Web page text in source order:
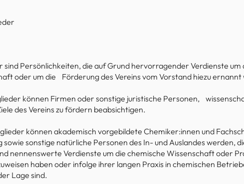
sind Persönlichkeiten, die auf Grund hervorragender Verdienste um
oder um die Förderung des Vereins vom Vorstand hiezu ernannt
können Firmen oder sonstige juristische Personen,
des Vereins zu fördern beabsichtigen.
können akademisch vorgebildete Chemiker:innen und
sowie sonstige natürliche Personen des In- und Auslandes werden,
nennenswerte Verdienste um die chemische Wissenschaft oder
haben oder infolge ihrer langen Praxis in chemischen
Lage sind.